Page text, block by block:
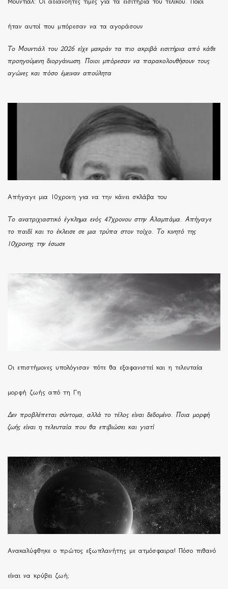
ήταν αυτοί που μπόρεσαν να τα αγοράσουν
Το Μουντιάλ του 2026 είχε μακράν τα πιο ακριβά εισιτήρια από κάθε
προηγούμενη διοργάνωση. Ποιοι μπόρεσαν να παρακολουθήσουν τους
αγώνες και πόσο έμειναν απούλητα
Απήγαγε μια 10χρονη για να την κάνει σκλάβα του
Το ανατριχιαστικό έγκλημα ενός 47χρονου στην Αλαμπάμα. Απήγαγε
το παιδί και το έκλεισε σε μια τρύπα στον τοίχο. Το κινητό της
10χρονης την έσωσε
Οι επιστήμονες υπολόγισαν πότε θα εξαφανιστεί και η τελευταία
μορφή ζωής από τη Γη
Δεν προβλέπεται σύντομα, αλλά το τέλος είναι δεδομένο. Ποια μορφή
ζωής είναι η τελευταία που θα επιβιώσει και γιατί
Ανακαλύφθηκε ο πρώτος εξωπλανήτης με ατμόσφαιρα! Πόσο πιθανό
είναι να κρύβει ζωή;